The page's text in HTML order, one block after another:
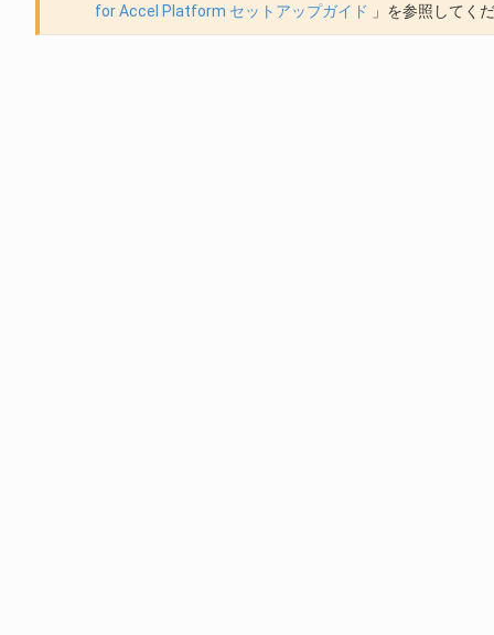
for Accel Platform セットアップガイド
」を参照してく